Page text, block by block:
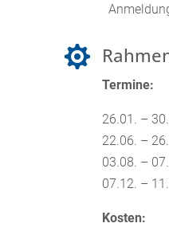

Termine:
26.01. –
22.06. –
03.08. –
07.12. –
Kosten: